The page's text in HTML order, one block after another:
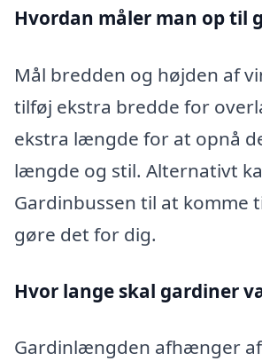
Hvordan måler man op til
Mål bredden og højden af
tilføj ekstra bredde for
ekstra længde for at opnå
længde og stil. Alternativt
Gardinbussen til at komme
gøre det for dig.
Hvor lange skal gardiner
Gardinlængden afhænger